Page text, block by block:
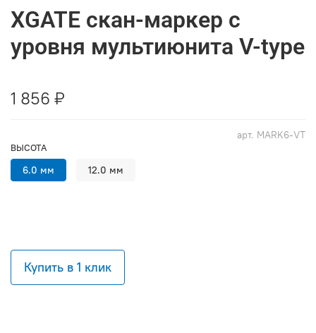
арт. MARK6-VT
XGATE скан-маркер с
уровня мультиюнита V-type
1 856 ₽
Купить в 1 клик
ВЫСОТА
6.0 мм 12.0 мм